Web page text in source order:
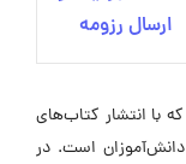
ارسال رزومه
بیش از 15 سال است که با انتشار کتاب‌های
است. در